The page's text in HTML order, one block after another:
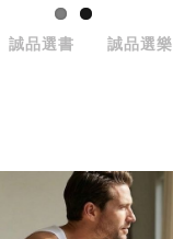
誠品選書 誠品選樂